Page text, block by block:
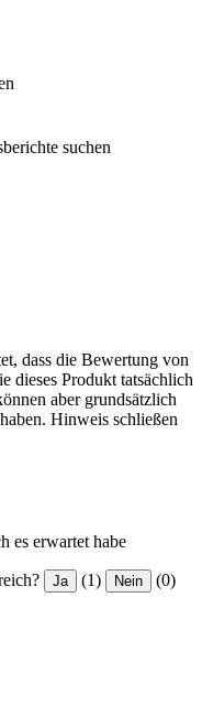
suchen
dass die Bewertung von
dieses Produkt tatsächlich
aber grundsätzlich
Hinweis schließen
es erwartet habe
Ja (1) Nein (0)